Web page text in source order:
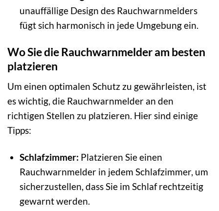
unauffällige Design des Rauchwarnmelders
fügt sich harmonisch in jede Umgebung ein.
Wo Sie die Rauchwarnmelder am besten
platzieren
Um einen optimalen Schutz zu gewährleisten, ist
es wichtig, die Rauchwarnmelder an den
richtigen Stellen zu platzieren. Hier sind einige
Tipps:
Schlafzimmer: Platzieren Sie einen
Rauchwarnmelder in jedem Schlafzimmer, um
sicherzustellen, dass Sie im Schlaf rechtzeitig
gewarnt werden.